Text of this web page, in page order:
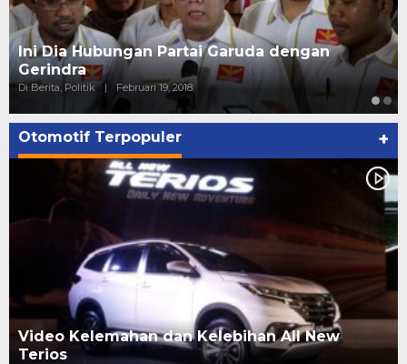
Strategi PPP Menangkan Duet Ganjar dan Gus
Yasin
Di Berita, Politik | Februari 19, 2018
Otomotif Terpopuler +
Video Kelemahan dan Kelebihan All New
Terios